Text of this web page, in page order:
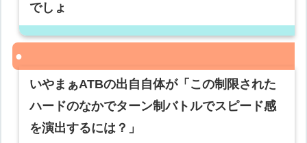
でしょ
いやまぁATBの出自自体が「この制限された
ハードのなかでターン制バトルでスピード感
を演出するには？」